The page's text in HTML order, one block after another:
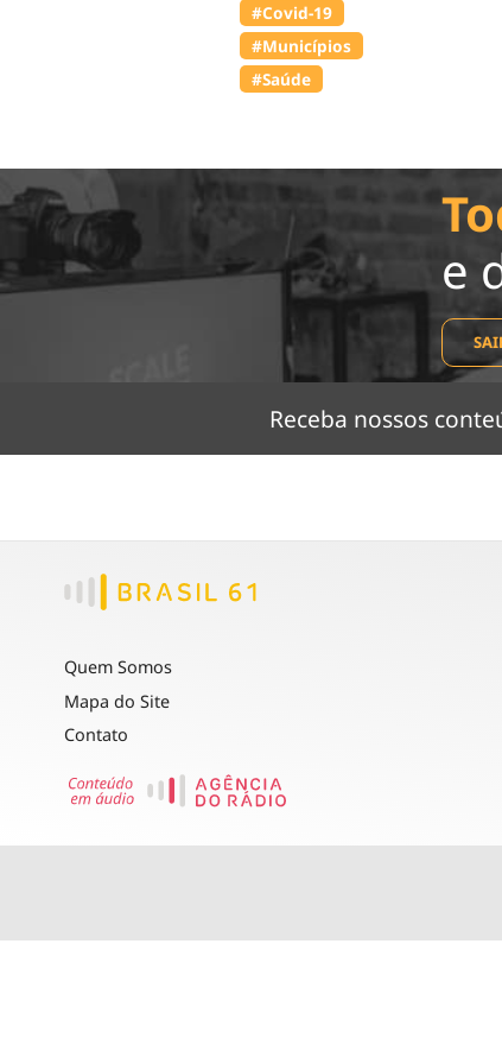
#Covid-19
#Municípios
#Saúde
e
Receba nossos
Quem Somos
Mapa do Site
Contato